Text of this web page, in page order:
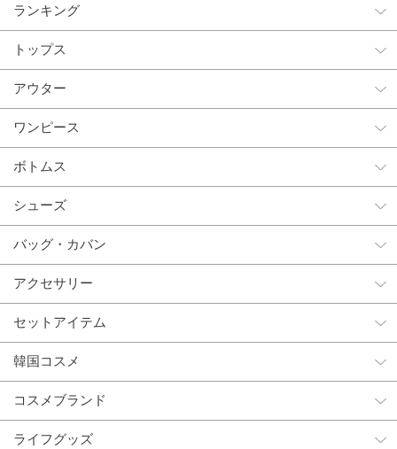
ランキング
トップス
アウター
ワンピース
ボトムス
シューズ
バッグ・カバン
アクセサリー
セットアイテム
韓国コスメ
コスメブランド
ライフグッズ